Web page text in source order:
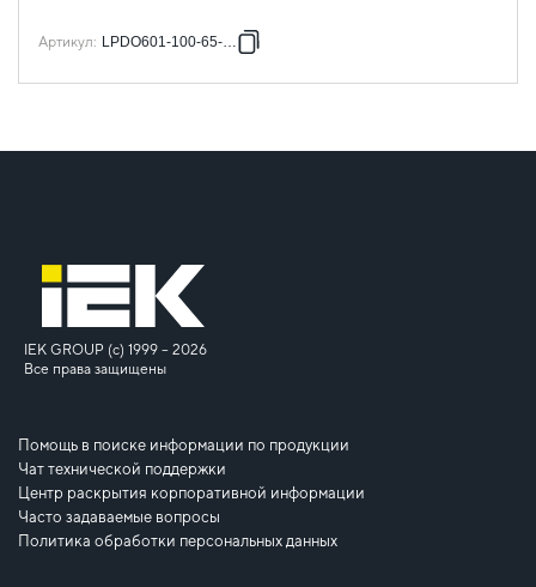
Артикул: LPDO601-100-65-K02
IEK GROUP (c) 1999 – 2026
Все права защищены
Помощь в поиске информации по продукции
Чат технической поддержки
Центр раскрытия корпоративной информации
Часто задаваемые вопросы
Политика обработки персональных данных